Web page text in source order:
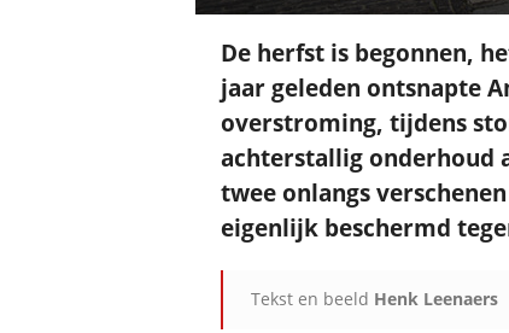
De herfst is begonnen,
jaar geleden ontsnapte
overstroming, tijdens
achterstallig onderhoud
twee onlangs
eigenlijk beschermd
Tekst en beeld Henk Leenaers